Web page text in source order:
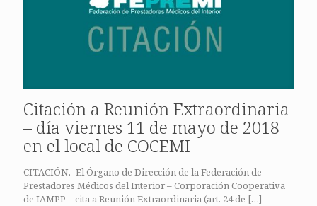
Citación a Reunión Extraordinaria
– día viernes 11 de mayo de 2018
en el local de COCEMI
CITACIÓN.- El Órgano de Dirección de la Federación de
Prestadores Médicos del Interior – Corporación Cooperativa
de IAMPP – cita a Reunión Extraordinaria (art. 24 de […]